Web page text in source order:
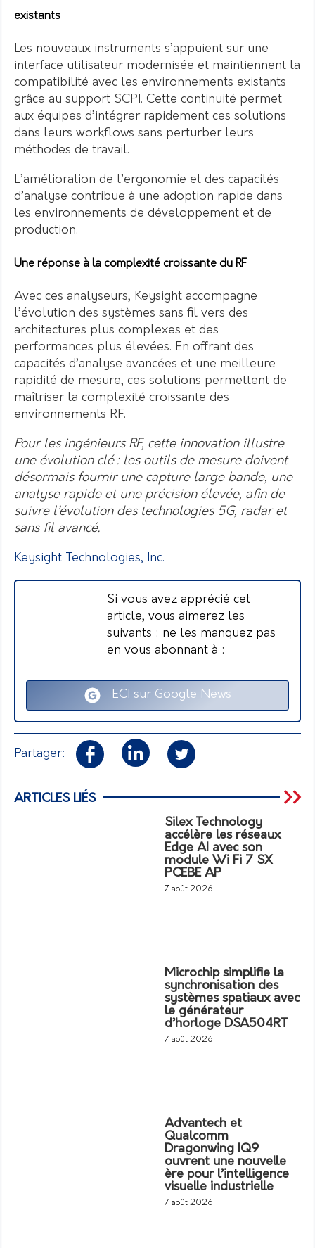
existants
Les nouveaux instruments s’appuient sur une
interface utilisateur modernisée et maintiennent la
compatibilité avec les environnements existants
grâce au support SCPI. Cette continuité permet
aux équipes d’intégrer rapidement ces solutions
dans leurs workflows sans perturber leurs
méthodes de travail.
L’amélioration de l’ergonomie et des capacités
d’analyse contribue à une adoption rapide dans
les environnements de développement et de
production.
Une réponse à la complexité croissante du RF
Avec ces analyseurs, Keysight accompagne
l’évolution des systèmes sans fil vers des
architectures plus complexes et des
performances plus élevées. En offrant des
capacités d’analyse avancées et une meilleure
rapidité de mesure, ces solutions permettent de
maîtriser la complexité croissante des
environnements RF.
Pour les ingénieurs RF, cette innovation illustre
une évolution clé : les outils de mesure doivent
désormais fournir une capture large bande, une
analyse rapide et une précision élevée, afin de
suivre l’évolution des technologies 5G, radar et
sans fil avancé.
Keysight Technologies, Inc.
Si vous avez apprécié cet
article, vous aimerez les
suivants : ne les manquez pas
en vous abonnant à :
ECI sur Google News
Partager:
ARTICLES LIÉS
Silex Technology
accélère les réseaux
Edge AI avec son
module Wi Fi 7 SX
PCEBE AP
7 août 2026
Microchip simplifie la
synchronisation des
systèmes spatiaux avec
le générateur
d’horloge DSA504RT
7 août 2026
Advantech et
Qualcomm
Dragonwing IQ9
ouvrent une nouvelle
ère pour l’intelligence
visuelle industrielle
7 août 2026